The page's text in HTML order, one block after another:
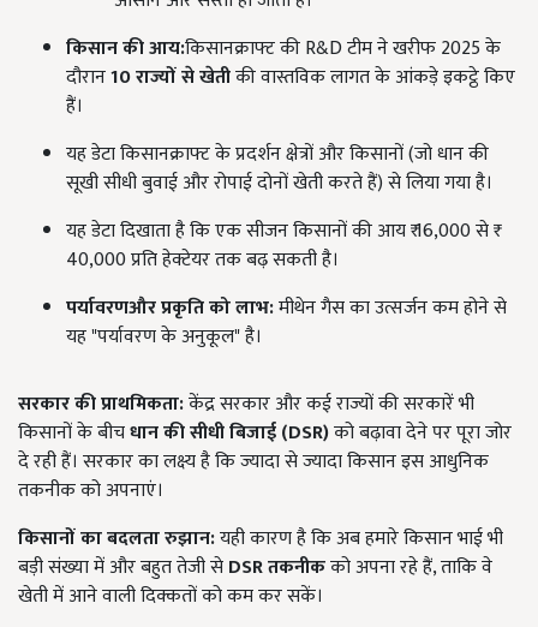
किसान की आय:किसानक्राफ्ट की R&D टीम ने खरीफ 2025 के
दौरान10राज्यों से खेतीकी वास्तविक लागत के आंकड़े इकट्ठे किए
हैं।
यह डेटा किसानक्राफ्ट के प्रदर्शन क्षेत्रों और किसानों (जो धान की
सूखी सीधी बुवाई और रोपाई दोनों खेती करते हैं) से लिया गया है।
यह डेटा दिखाता है कि एक सीजन किसानों की आय ₹ 16,000 से ₹
40,000 प्रति हेक्टेयर तक बढ़ सकती है।
पर्यावरणऔरप्रकृतिकोलाभ:मीथेन गैस का उत्सर्जन कम होने से
यह "पर्यावरण के अनुकूल" है।
सरकार की प्राथमिकता:केंद्र सरकार और कई राज्यों की सरकारें भी
किसानों के बीचधान की सीधी बिजाई (DSR)को बढ़ावा देने पर पूरा जोर
दे रही हैं। सरकार का लक्ष्य है कि ज्यादा से ज्यादा किसान इस आधुनिक
तकनीक को अपनाएं।
किसानों का बदलता रुझान:यही कारण है कि अब हमारे किसान भाई भी
बड़ी संख्या में और बहुत तेजी सेDSRतकनीकको अपना रहे हैं, ताकि वे
खेती में आने वाली दिक्कतों को कम कर सकें।